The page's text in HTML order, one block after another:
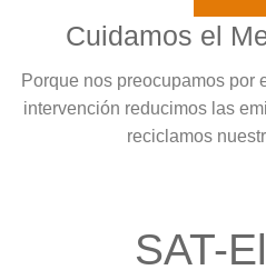
Cuidamos el
Porque nos preocupamos por
intervención reducimos las
reciclamos
SAT-